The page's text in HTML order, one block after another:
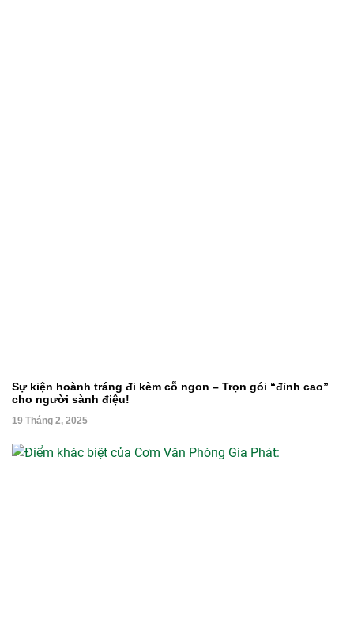
Sự kiện hoành tráng đi kèm cỗ ngon – Trọn gói “đỉnh cao”
cho người sành điệu!
19 Tháng 2, 2025